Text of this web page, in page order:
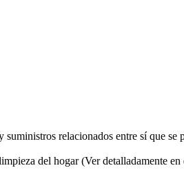
relacionados entre sí que
del hogar (Ver detalladamente